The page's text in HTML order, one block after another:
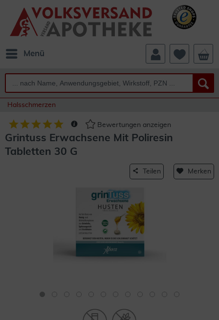
Menü
Halsschmerzen
Bewertungen anzeigen
Grintuss Erwachsene Mit Poliresin
Tabletten 30 G
Teilen Merken